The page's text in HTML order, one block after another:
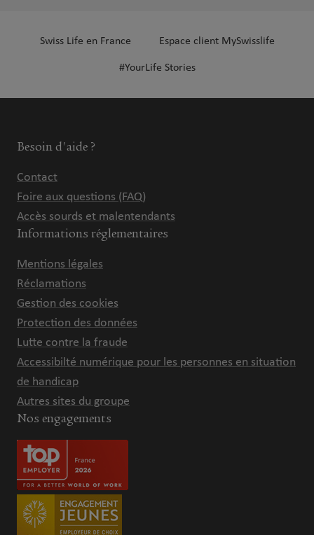
Swiss Life en France Espace client MySwisslife
#YourLife Stories
Besoin d'aide ?
Contact
Foire aux questions (FAQ)
Accès sourds et malentendants
Informations réglementaires
Mentions légales
Réclamations
Gestion des cookies
Protection des données
Lutte contre la fraude
Accessibilté numérique pour les personnes en situation
de handicap
Autres sites du groupe
Nos engagements